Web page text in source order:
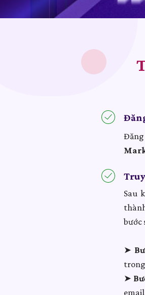
Sau
bước
➤
➤